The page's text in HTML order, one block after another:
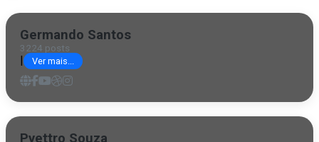
Germando Santos
3224 posts
| Ver mais...
Pyettro Souza